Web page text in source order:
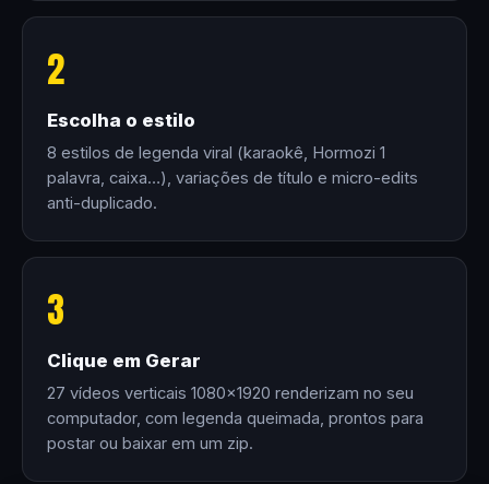
2
Escolha o estilo
8 estilos de legenda viral (karaokê, Hormozi 1
palavra, caixa…), variações de título e micro-edits
anti-duplicado.
3
Clique em Gerar
27 vídeos verticais 1080×1920 renderizam no seu
computador, com legenda queimada, prontos para
postar ou baixar em um zip.